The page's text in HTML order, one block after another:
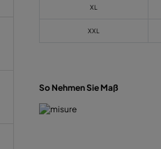
XL
XXL
So Nehmen Sie Maß